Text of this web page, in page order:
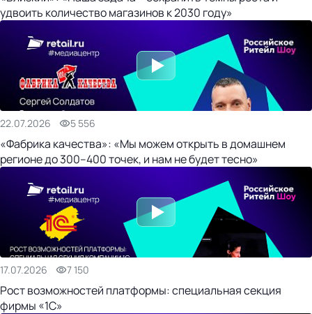
удвоить количество магазинов к 2030 году»
22.07.2026 5 556
«Фабрика качества»: «Мы можем открыть в домашнем
регионе до 300–400 точек, и нам не будет тесно»
17.07.2026 7 150
Рост возможностей платформы: специальная секция
фирмы «1С»